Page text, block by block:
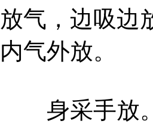
放气，边吸边
内气外放。
身采手放。